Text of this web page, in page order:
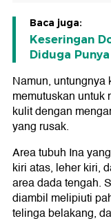
Baca juga:
Keseringan
Diduga
Namun, untungnya
memutuskan untuk
kulit dengan
yang rusak.
Area tubuh Ina
kiri atas, leher kiri,
area dada tengah.
diambil melipiuti
telinga belakang,